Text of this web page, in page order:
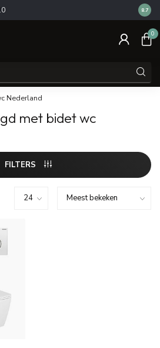
14
8.7
0
Nederland
met bidet wc
FILTERS